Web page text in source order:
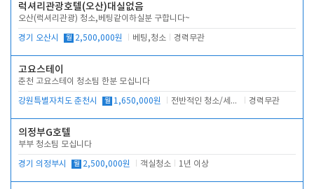
럭셔리관광호텔(오산)대실없음
오산(럭셔리관광) 청소,베팅같이하실분 구합니다~
경기 오산시 월 2,500,000원 베팅,청소 경력무관
고요스테이
춘천 고요스테이 청소팀 한분 모십니다
강원특별자치도 춘천시 월 1,650,000원 전반적인 청소/세탁업무 경력무관
의정부G호텔
부부 청소팀 모십니다
경기 의정부시 월 2,500,000원 객실청소 1년 이상